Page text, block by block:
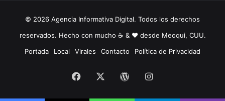
© 2026 Agencia Informativa Digital. Todos los derechos
reservados. Hecho con mucho ☕️ & ❤️ desde Meoqui, CUU.
Portada
Local Virales Contacto Política de Privacidad
Facebook WordPressInstagram